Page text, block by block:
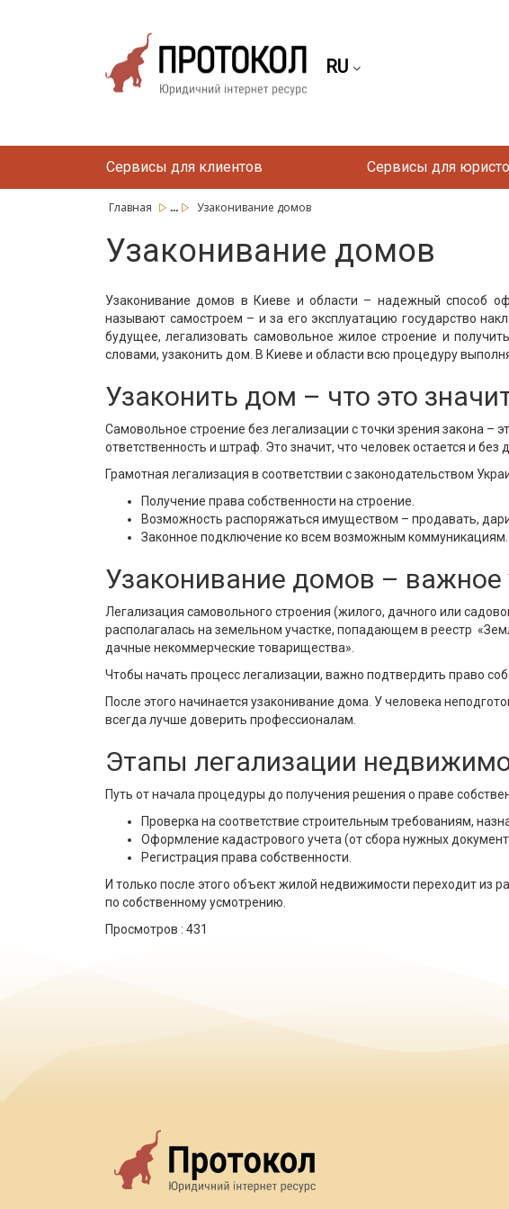
RU
Сервисы для клиентов Сервисы для
Главная ... Узаконивание домов
Узаконивание домов
Узаконивание домов в Киеве и области – надежный способ
называют самостроем – и за его эксплуатацию государство
будущее, легализовать самовольное жилое строение и
словами, узаконить дом. В Киеве и области всю процедуру
Узаконить дом – что это
Самовольное строение без легализации с точки зрения закона –
ответственность и штраф. Это значит, что человек остается и без
Грамотная легализация в соответствии с законодательством
Получение права собственности на строение.
Возможность распоряжаться имуществом – продавать,
Законное подключение ко всем возможным коммуникациям.
Узаконивание домов – важное
Легализация самовольного строения (жилого, дачного или
располагалась на земельном участке, попадающем в реестр
дачные некоммерческие товарищества».
Чтобы начать процесс легализации, важно подтвердить право
После этого начинается узаконивание дома. У человека
всегда лучше доверить профессионалам.
Этапы легализации
Путь от начала процедуры до получения решения о праве
Проверка на соответствие строительным требованиям,
Оформление кадастрового учета (от сбора нужных
Регистрация права собственности.
И только после этого объект жилой недвижимости переходит из
по собственному усмотрению.
Просмотров : 431